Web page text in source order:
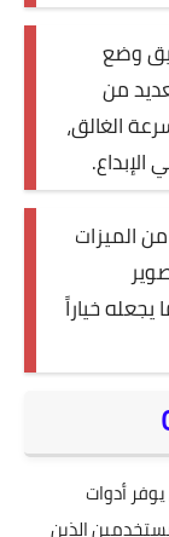
وضع
من
الغالق،
الميزات
خياراً
يوفر أدوات
الذين